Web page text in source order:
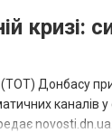
кризі:
Донбасу
каналів